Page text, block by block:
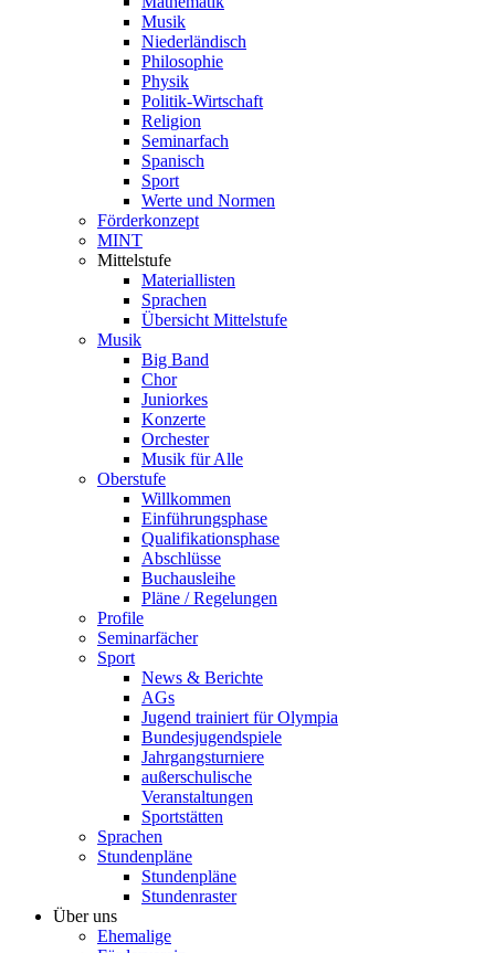
Musik
Niederländisch
Philosophie
Physik
Politik-Wirtschaft
Religion
Seminarfach
Spanisch
Sport
Werte und Normen
Förderkonzept
MINT
Mittelstufe
Materiallisten
Sprachen
Übersicht Mittelstufe
Musik
Big Band
Chor
Juniorkes
Konzerte
Orchester
Musik für Alle
Oberstufe
Willkommen
Einführungsphase
Qualifikationsphase
Abschlüsse
Buchausleihe
Pläne / Regelungen
Profile
Seminarfächer
Sport
News & Berichte
AGs
Jugend trainiert für Olympia
Bundesjugendspiele
Jahrgangsturniere
außerschulische
Veranstaltungen
Sportstätten
Sprachen
Stundenpläne
Stundenpläne
Stundenraster
Über uns
Ehemalige